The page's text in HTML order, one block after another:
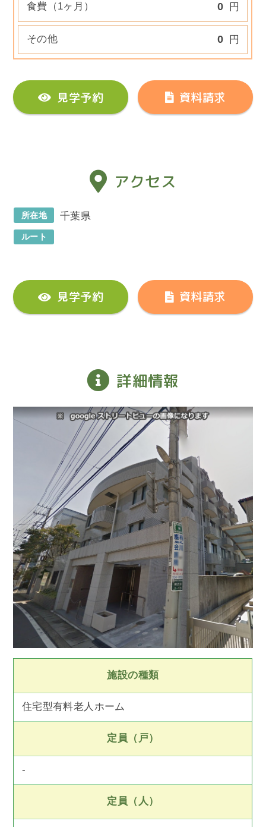
食費（1ヶ月） 0 円
その他 0 円
見学予約 資料請求
アクセス
所在地 千葉県
ルート
見学予約 資料請求
詳細情報
施設の種類
住宅型有料老人ホーム
定員（戸）
-
定員（人）